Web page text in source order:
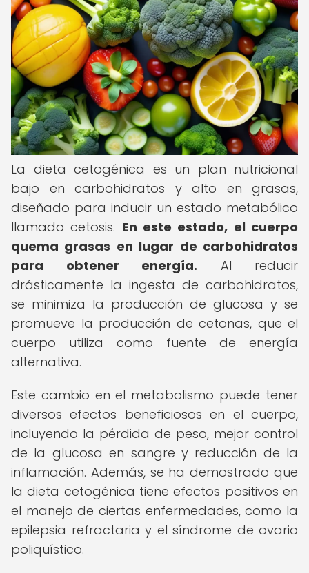
La dieta cetogénica es un plan nutricional
bajo en carbohidratos y alto en grasas,
diseñado para inducir un estado metabólico
llamado cetosis. En este estado, el cuerpo
quema grasas en lugar de carbohidratos
para obtener energía. Al reducir
drásticamente la ingesta de carbohidratos,
se minimiza la producción de glucosa y se
promueve la producción de cetonas, que el
cuerpo utiliza como fuente de energía
alternativa.
Este cambio en el metabolismo puede tener
diversos efectos beneficiosos en el cuerpo,
incluyendo la pérdida de peso, mejor control
de la glucosa en sangre y reducción de la
inflamación. Además, se ha demostrado que
la dieta cetogénica tiene efectos positivos en
el manejo de ciertas enfermedades, como la
epilepsia refractaria y el síndrome de ovario
poliquístico.